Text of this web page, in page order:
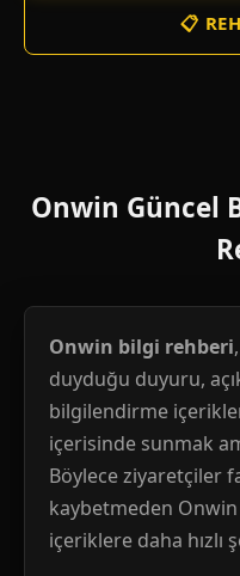
📋
Onwin Güncel
Onwin bilgi rehberi
duyduğu duyuru,
bilgilendirme
içerisinde sunmak
Böylece ziyaretçiler
kaybetmeden Onwin
içeriklere daha hızlı